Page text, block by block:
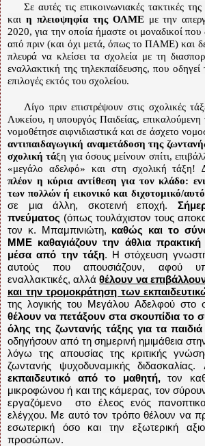
Σε αυτές τις επικοινωνιακές τακτικές
και η πλειοψηφία της ΟΛΜΕμε την
2020, για την οποία ήμαστε οι μοναδικοί
από πριν (και όχι μετά, όπως το ΠΑΜΕ) και
πλευρά να κλείσει τα σχολεία με τη
εναλλακτική της τηλεκπαίδευσης, που οδηγεί
επιλογές εκτός του σχολείου.
Λίγο πριν επιστρέψουν στις σχολικές
Λυκείου, η υπουργός Παιδείας,
νομοθέτησε αιφνιδιαστικά και σε άσχετο
αντιπαιδαγωγική αναμετάδοση της
σχολική τάξη για όσους μείνουν σπίτι,
«μεγάλο αδελφό» και στη σχολική τάξη!
πλέον η κύρια αντίθεση για τον κλάδο:
των πολλών ή εικονικό και διχοτομικό/
σε μια άλλη, σκοτεινή εποχή.
πνεύματος (όπως τουλάχιστον τους
τον κ. Μπαμπινιώτη, καθώς και το
ΜΜΕ καθαγιάζουν την άθλια
μέσα από την τάξη. Η στόχευση
αυτούς που απουσιάζουν, αφού
εναλλακτικές, αλλάθέλουν να
και την τρομοκράτηση των
της λογικής του Μεγάλου Αδελφού στο
θέλουν να πετάξουν στα σκουπίδια το
όλης της ζωντανής τάξης για τα
οδηγήσουν από τη σημερινή ημιμάθεια
λόγω της απουσίας της κριτικής
ζωντανής ψυχοδυναμικής διδασκαλίας.
εκπαιδευτικό από το μαθητή,τον
μικροφώνου ή και της κάμερας, τον
εργαζόμενο
στο έλεος ενός
ελέγχου. Με αυτό τον τρόπο θέλουν να
εσωτερική όσο και την εξωτερική
προσώπων.